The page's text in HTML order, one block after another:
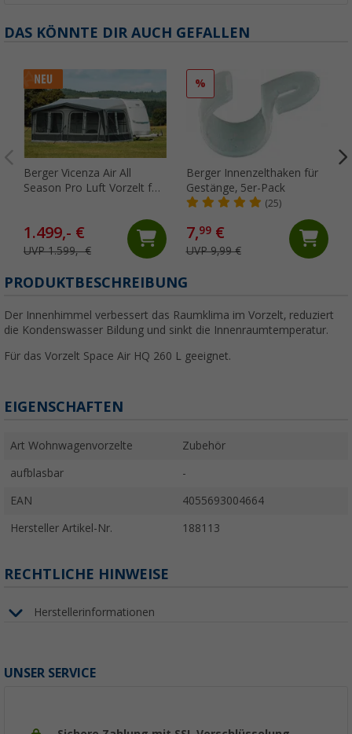
DAS KÖNNTE DIR AUCH GEFALLEN
Berger Vicenza Air All
Season Pro Luft Vorzelt für
Umlaufmaß 941 - 970 cm
1.499,- €
UVP 1.599,- €
%
Berger Innenzelthaken für
Gestänge, 5er-Pack
(25)
7,99€
UVP 9,99 €
PRODUKTBESCHREIBUNG
Der Innenhimmel verbessert das Raumklima im Vorzelt, reduziert
die Kondenswasser Bildung und sinkt die Innenraumtemperatur.
Für das Vorzelt Space Air HQ 260 L geeignet.
EIGENSCHAFTEN
Art Wohnwagenvorzelte Zubehör
aufblasbar -
EAN 4055693004664
Hersteller Artikel-Nr. 188113
RECHTLICHE HINWEISE
Herstellerinformationen
UNSER SERVICE